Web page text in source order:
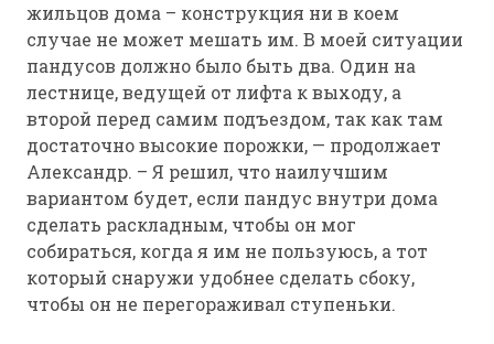
жильцов дома – конструкция ни в коем
случае не может мешать им. В моей ситуации
пандусов должно было быть два. Один на
лестнице, ведущей от лифта к выходу, а
второй перед самим подъездом, так как там
достаточно высокие порожки, — продолжает
Александр. – Я решил, что наилучшим
вариантом будет, если пандус внутри дома
сделать раскладным, чтобы он мог
собираться, когда я им не пользуюсь, а тот
который снаружи удобнее сделать сбоку,
чтобы он не перегораживал ступеньки.